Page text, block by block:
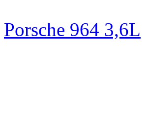
Porsche 964 3,6L